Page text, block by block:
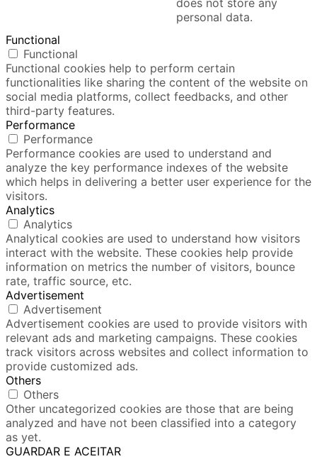
personal data.
Functional
Functional
Functional cookies help to perform certain
functionalities like sharing the content of the website on
social media platforms, collect feedbacks, and other
third-party features.
Performance
Performance
Performance cookies are used to understand and
analyze the key performance indexes of the website
which helps in delivering a better user experience for the
visitors.
Analytics
Analytics
Analytical cookies are used to understand how visitors
interact with the website. These cookies help provide
information on metrics the number of visitors, bounce
rate, traffic source, etc.
Advertisement
Advertisement
Advertisement cookies are used to provide visitors with
relevant ads and marketing campaigns. These cookies
track visitors across websites and collect information to
provide customized ads.
Others
Others
Other uncategorized cookies are those that are being
analyzed and have not been classified into a category
as yet.
GUARDAR E ACEITAR